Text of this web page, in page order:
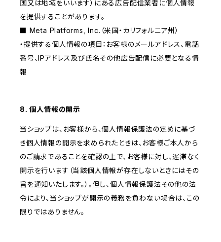
国又は地域をいいます）にある広告配信業者に個人情報
を提供することがあります。
■ Meta Platforms, Inc.（米国・カリフォルニア州）
・提供する個人情報の項目：お客様のメールアドレス、電話
番号、IPアドレス及び氏名その他広告配信に必要となる情
報
8. 個人情報の開示
当ショップは、お客様から、個人情報保護法の定めに基づ
き個人情報の開示を求められたときは、お客様ご本人から
のご請求であることを確認の上で、お客様に対し、遅滞なく
開示を行います（当該個人情報が存在しないときにはその
旨を通知いたします。）。但し、個人情報保護法その他の法
令により、当ショップが開示の義務を負わない場合は、この
限りではありません。